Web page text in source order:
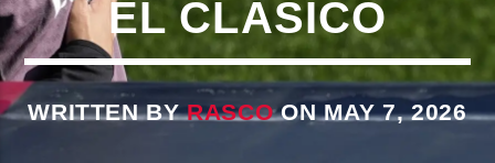
CURRENT SHOW
EL CLÁSICO
WRITTEN BYRASCOON MAY 7, 2026